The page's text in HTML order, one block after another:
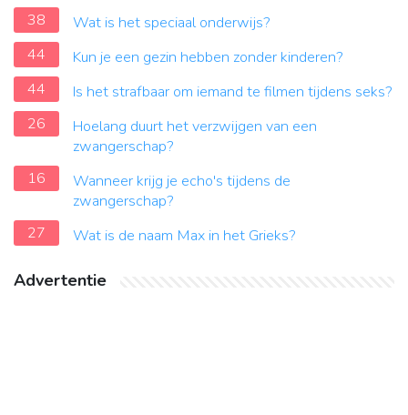
38
Wat is het speciaal onderwijs?
44
Kun je een gezin hebben zonder kinderen?
44
Is het strafbaar om iemand te filmen tijdens seks?
26
Hoelang duurt het verzwijgen van een
zwangerschap?
16
Wanneer krijg je echo's tijdens de
zwangerschap?
27
Wat is de naam Max in het Grieks?
Advertentie